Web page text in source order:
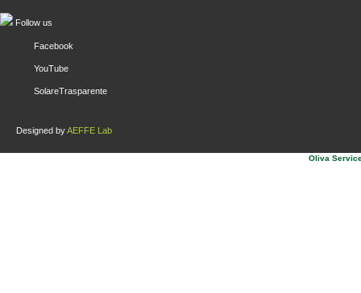
Follow us
Facebook
YouTube
SolareTrasparente
Designed byAEFFE Lab
Oliva